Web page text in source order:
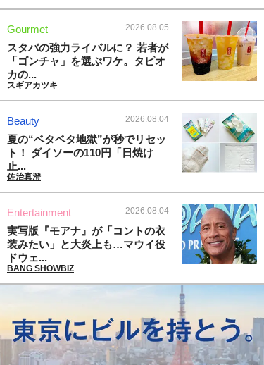
Gourmet 2026.08.05
スタバの強力ライバルに？ 若者が
「ゴンチャ」を選ぶワケ。タピオ
カの...
スギアカツキ
Beauty 2026.08.04
夏の“ベタベタ地獄”が秒でリセッ
ト！ ダイソーの110円「日焼け
止...
佐治真澄
Entertainment 2026.08.04
実写版『モアナ』が「コントの衣
装みたい」と大炎上も…マウイ役
ドウェ...
BANG SHOWBIZ